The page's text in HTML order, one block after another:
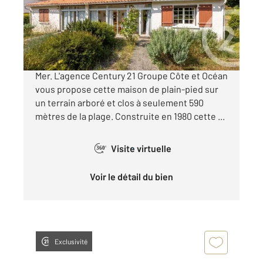
Maison à vendre
364 300 €
Quartier des Chênes Verts à La Tranche sur
Mer. L'agence Century 21 Groupe Côte et Océan
vous propose cette maison de plain-pied sur
un terrain arboré et clos à seulement 590
mètres de la plage. Construite en 1980 cette ...
360° Visite virtuelle
Voir le détail du bien
Exclusivité